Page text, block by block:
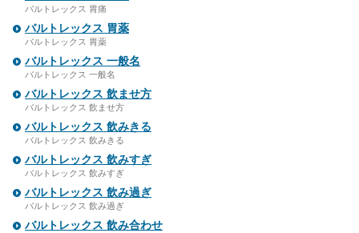
バルトレックス 胃痛
バルトレックス 胃薬
バルトレックス 胃薬
バルトレックス 一般名
バルトレックス 一般名
バルトレックス 飲ませ方
バルトレックス 飲ませ方
バルトレックス 飲みきる
バルトレックス 飲みきる
バルトレックス 飲みすぎ
バルトレックス 飲みすぎ
バルトレックス 飲み過ぎ
バルトレックス 飲み過ぎ
バルトレックス 飲み合わせ